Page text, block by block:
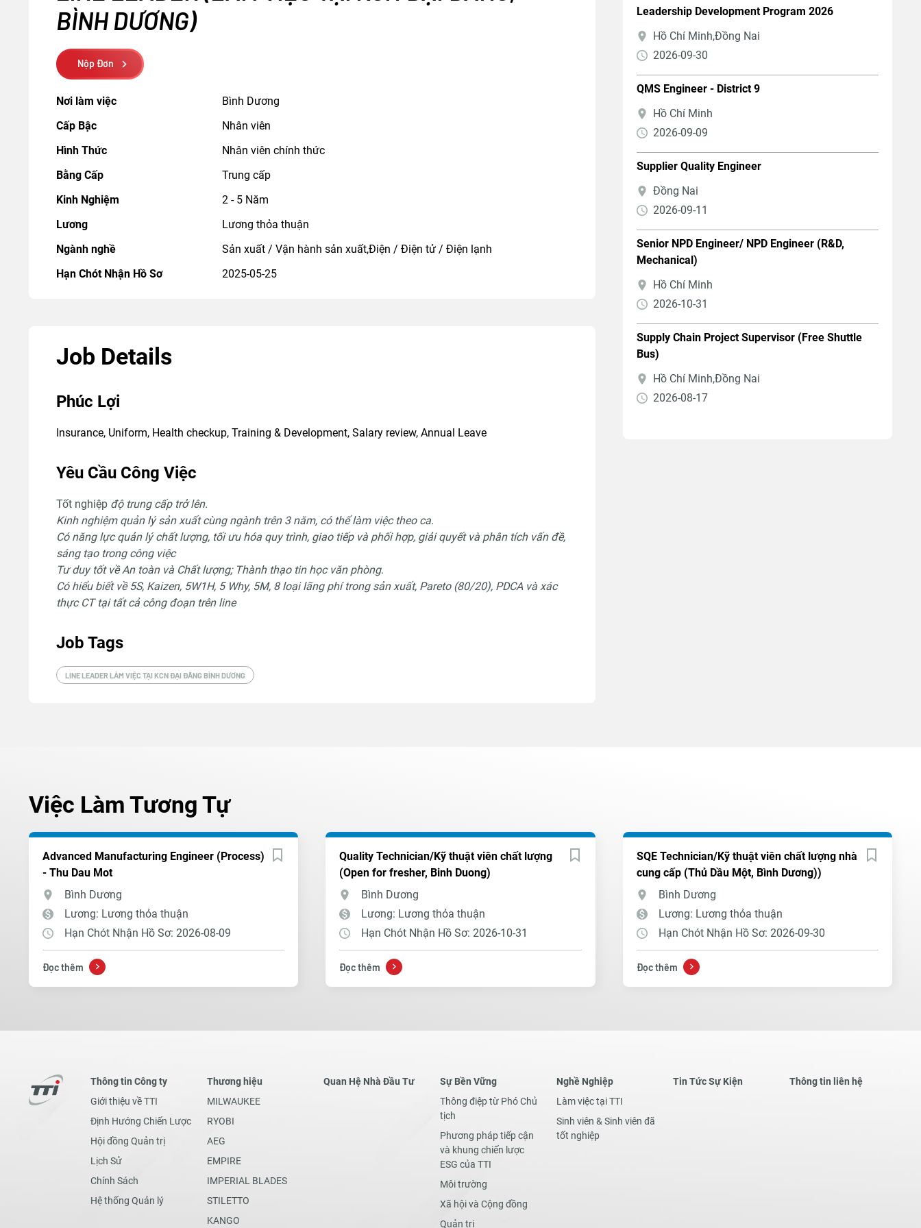
BÌNH DƯƠNG)
Nộp Đơn
Nơi làm việc
Bình Dương
Cấp Bậc
Nhân viên
Hình Thức
Nhân viên chính thức
Bằng Cấp
Trung cấp
Kinh Nghiệm
2 - 5 Năm
Lương
Lương thỏa thuận
Ngành nghề
Sản xuất / Vận hành sản xuất,Điện / Điện tử / Điện lạnh
Hạn Chót Nhận Hồ Sơ
2025-05-25
Job Details
Phúc Lợi
Insurance, Uniform, Health checkup, Training & Development, Salary review, Annual Leave
Yêu Cầu Công Việc
Tốt nghiệp độ trung cấp trở lên.
Kinh nghiệm quản lý sản xuất cùng ngành trên 3 năm, có thể làm việc theo ca.
Có năng lực quản lý chất lượng, tối ưu hóa quy trình, giao tiếp và phối hợp, giải quyết và phân tích vấn đề,
sáng tạo trong công việc
Tư duy tốt về An toàn và Chất lượng; Thành thạo tin học văn phòng.
Có hiểu biết về 5S, Kaizen, 5W1H, 5 Why, 5M, 8 loại lãng phí trong sản xuất, Pareto (80/20), PDCA và xác
thực CT tại tất cả công đoạn trên line
Job Tags
LINE LEADER LÀM VIỆC TẠI KCN ĐẠI ĐĂNG BÌNH DƯƠNG
Leadership Development Program 2026
Hồ Chí Minh,Đồng Nai
2026-09-30
QMS Engineer - District 9
Hồ Chí Minh
2026-09-09
Supplier Quality Engineer
Đồng Nai
2026-09-11
Senior NPD Engineer/ NPD Engineer (R&D,
Mechanical)
Hồ Chí Minh
2026-10-31
Supply Chain Project Supervisor (Free Shuttle
Bus)
Hồ Chí Minh,Đồng Nai
2026-08-17
Việc Làm Tương Tự
Advanced Manufacturing Engineer (Process)
- Thu Dau Mot
Bình Dương
Lương: Lương thỏa thuận
Hạn Chót Nhận Hồ Sơ: 2026-08-09
Đọc thêm
Quality Technician/Kỹ thuật viên chất lượng
(Open for fresher, Binh Duong)
Bình Dương
Lương: Lương thỏa thuận
Hạn Chót Nhận Hồ Sơ: 2026-10-31
Đọc thêm
SQE Technician/Kỹ thuật viên chất lượng nhà
cung cấp (Thủ Dầu Một, Bình Dương))
Bình Dương
Lương: Lương thỏa thuận
Hạn Chót Nhận Hồ Sơ: 2026-09-30
Đọc thêm
Thông tin Công ty
Giới thiệu về TTI
Định Hướng Chiến Lược
Hội đồng Quản trị
Lịch Sử
Chính Sách
Hệ thống Quản lý
Thương hiệu
MILWAUKEE
RYOBI
AEG
EMPIRE
IMPERIAL BLADES
STILETTO
KANGO
Quan Hệ Nhà Đầu Tư
Sự Bền Vững
Thông điệp từ Phó Chủ
tịch
Phương pháp tiếp cận
và khung chiến lược
ESG của TTI
Môi trường
Xã hội và Cộng đồng
Quản trị
Nghề Nghiệp
Làm việc tại TTI
Sinh viên & Sinh viên đã
tốt nghiệp
Tin Tức Sự Kiện Thông tin liên hệ